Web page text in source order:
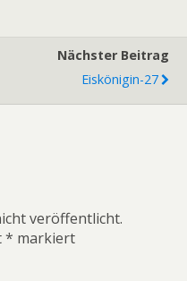
Nächster Beitrag
Eiskönigin-27
veröffentlicht.
* markiert